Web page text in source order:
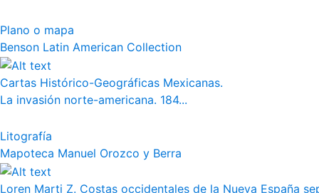
Plano o mapa
Benson Latin American Collection
Cartas Histórico-Geográficas Mexicanas.
La invasión norte-americana. 184...
Litografía
Mapoteca Manuel Orozco y Berra
Loren Marti Z. Costas occidentales de la Nueva España